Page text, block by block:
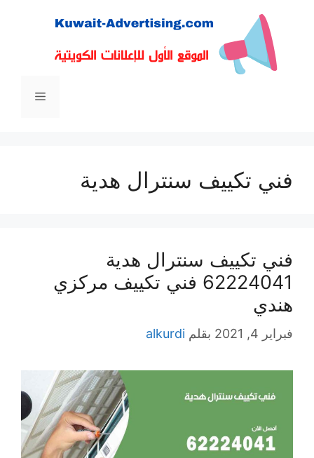
المحتوى
القائمة
فني تكييف سنترال هدية
فني تكييف سنترال هدية
62224041 فني تكييف مركزي
هندي
فبراير 4, 2021 بقلم alkurdi